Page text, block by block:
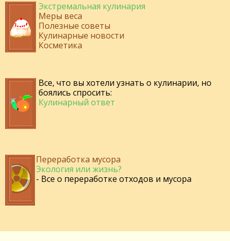
Экстремальная кулинария
Меры веса
Полезные советы
Кулинарные новости
Косметика
Все, что вы хотели узнать о кулинарии, но
боялись спросить:
Кулинарный ответ
Переработка мусора
Экология или жизнь?
- Все о переработке отходов и мусора